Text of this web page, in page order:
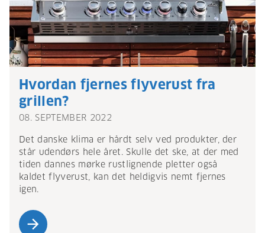
Hvordan fjernes flyverust fra
grillen?
08. SEPTEMBER 2022
Det danske klima er hårdt selv ved produkter, der
står udendørs hele året. Skulle det ske, at der med
tiden dannes mørke rustlignende pletter også
kaldet flyverust, kan det heldigvis nemt fjernes
igen.
arrow_forward